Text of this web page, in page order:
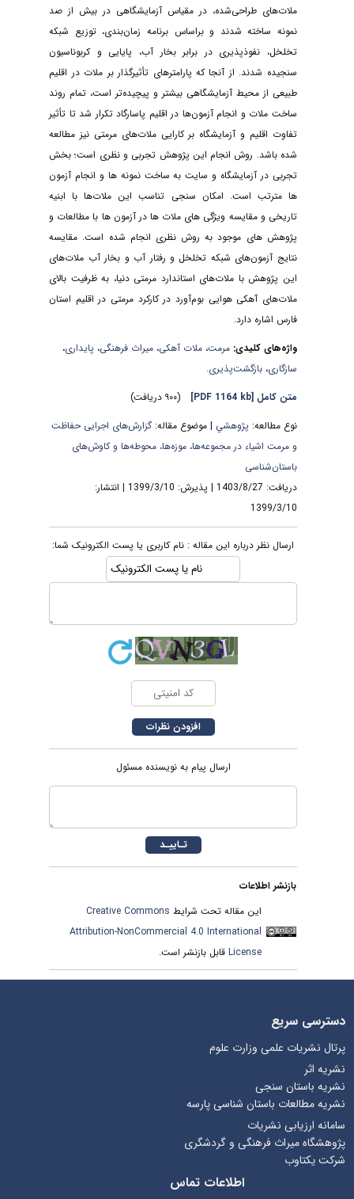
ملات‌های طراحی‌شده، در مقیاس آزمایشگاهی در بیش از صد
نمونه ساخته شدند و براساس برنامه زمان‌بندی، توزیع شبکه
تخلخل، نفوذپذیری در برابر بخار آب، پایایی و کربوناسیون
سنجیده شدند. از آنجا که پارامترهای تأثیرگذار بر ملات در اقلیم
طبیعی از محیط آزمایشگاهی بیشتر و پیچیده‌تر است، تمام روند
ساخت ملات و انجام آزمون‌ها در اقلیم پاسارگاد تکرار شد تا تأثیر
تفاوت اقلیم و آزمایشگاه بر کارایی ملات‌های مرمتی نیز مطالعه
شده باشد. روش انجام این پژوهش تجربی و نظری است؛ بخش
تجربی در آزمایشگاه و سایت به ساخت نمونه ها و انجام آزمون
ها مترتب است. امکان سنجی تناسب این ملات‌ها با ابنیه
تاریخی و مقایسه ویژگی های ملات ها در آزمون ها با مطالعات و
پژوهش های موجود به روش نظری انجام شده است. مقایسه
نتایج آزمون‌های شبکه تخلخل و رفتار آب و بخار آب ملات‌های
این پژوهش با ملات‌های استاندارد مرمتی دنیا، به ظرفیت بالای
ملات‌های آهکی هوایی بوم‌آورد در کارکرد مرمتی در اقلیم استان
فارس اشاره دارد.
واژه‌های کلیدی:مرمت،ملات آهکی،میراث فرهنگی،پایداری،
سازگاری،بازگشت‌پذیری.
متن کامل[PDF 1164 kb]
نوع مطالعه:پژوهشي| موضوع مقاله:گزارش‌های اجرایی حفاظت
و مرمت اشیاء در مجموعه‌ها، موزه‌ها، محوطه‌ها و کاوش‌های
باستان‌شناسی
دریافت: 1403/8/27 | پذیرش: 1399/3/10 | انتشار:
1399/3/10
ارسال نظر درباره این مقاله : نام کاربری یا پست الکترونیک شما:
ارسال پیام به نویسنده مسئول
بازنشر اطلاعات
این مقاله تحت شرایطCreative Commons
Attribution-NonCommercial 4.0 International
Licenseقابل بازنشر است.
دسترسی سریع
پرتال نشریات علمی وزارت علوم
نشریه اثر
نشریه باستان سنجی
نشریه مطالعات باستان شناسی پارسه
سامانه ارزیابی نشریات
پژوهشگاه میراث فرهنگی و گردشگری
شرکت یکتاوب
اطلاعات تماس